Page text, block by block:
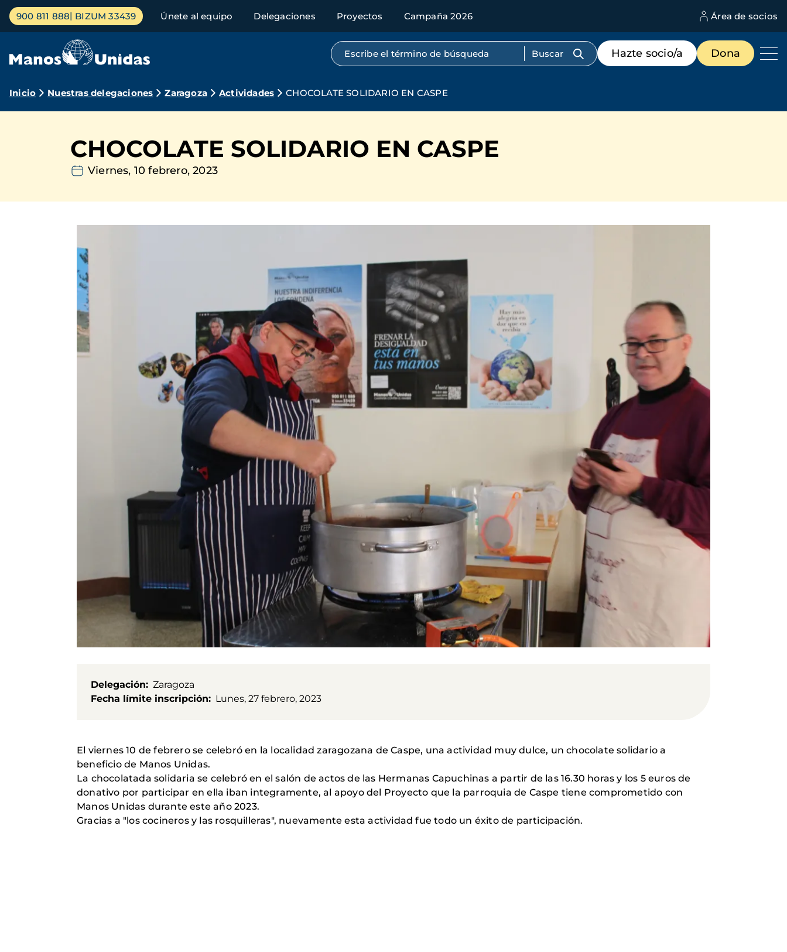
Pasar
contenido
Menú
principal
900 811 888 BIZUM 33439 Únete al equipo Delegaciones Proyectos Campaña 2026 Área de socios
Búsqueda por texto completo
Menú
de
destacados
Hazte socio/a Dona
Ruta
navegación
Inicio Nuestras delegaciones Zaragoza Actividades CHOCOLATE SOLIDARIO EN CASPE
CHOCOLATE SOLIDARIO EN CASPE
Viernes, 10 febrero, 2023
Delegación
Zaragoza
Fecha límite inscripción
Lunes, 27 febrero, 2023
El viernes 10 de febrero se celebró en la localidad zaragozana de Caspe, una actividad muy dulce, un chocolate solidario a
beneficio de Manos Unidas.
La chocolatada solidaria se celebró en el salón de actos de las Hermanas Capuchinas a partir de las 16.30 horas y los 5 euros de
donativo por participar en ella iban integramente, al apoyo del Proyecto que la parroquia de Caspe tiene comprometido con
Manos Unidas durante este año 2023.
Gracias a "los cocineros y las rosquilleras", nuevamente esta actividad fue todo un éxito de participación.